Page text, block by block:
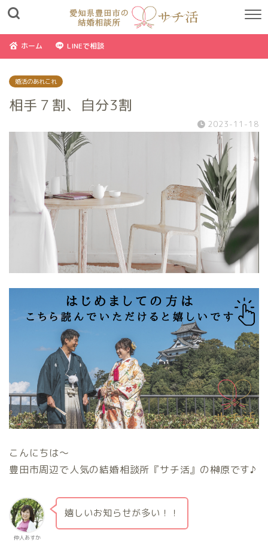
ホーム LINEで相談
婚活のあれこれ
相手７割、自分3割
2023-11-18
こんにちは〜
豊田市周辺で人気の結婚相談所『サチ活』の榊原です♪
仲人あすか
嬉しいお知らせが多い！！